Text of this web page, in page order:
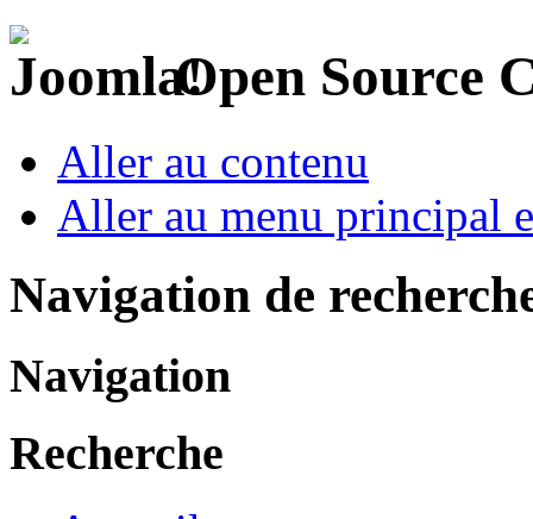
Open Source
Aller au contenu
Aller au menu principal
Navigation de
Navigation
Recherche